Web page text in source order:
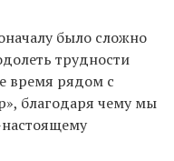
было сложно
трудности
время рядом с
благодаря чему мы